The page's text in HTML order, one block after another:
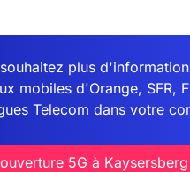
plus
mobiles d'Orange, SFR,
Telecom dans votre
5G à